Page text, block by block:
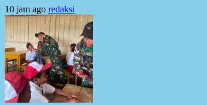
10 jam ago redaksi